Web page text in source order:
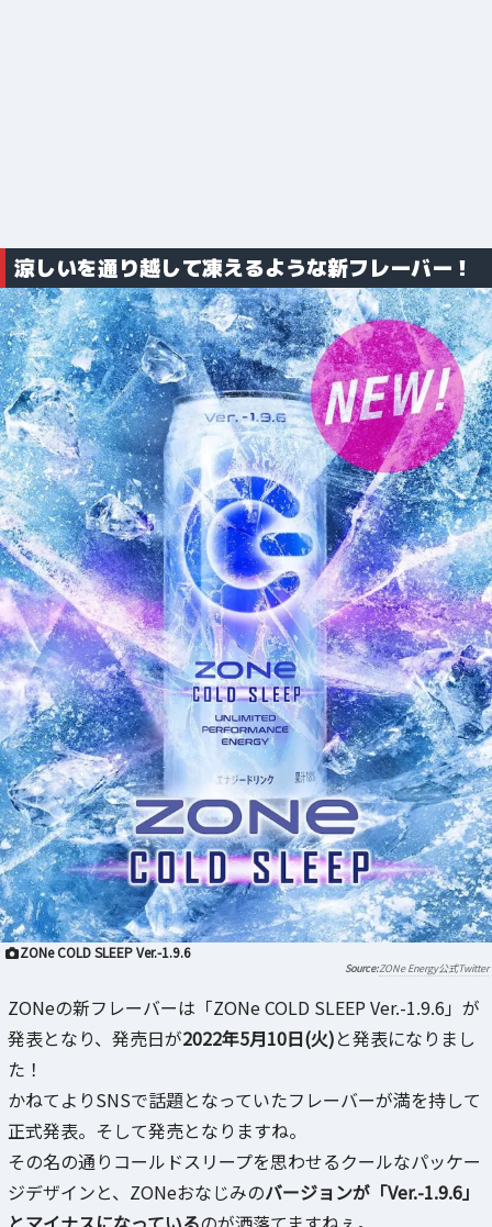
涼しいを通り越して凍えるような新フレーバー！
ZONe COLD SLEEP Ver.-1.9.6
ZONe Energy公式Twitter
ZONeの新フレーバーは「ZONe COLD SLEEP Ver.-1.9.6」が
発表となり、発売日が2022年5月10日(火)と発表になりまし
た！
かねてよりSNSで話題となっていたフレーバーが満を持して
正式発表。そして発売となりますね。
その名の通りコールドスリープを思わせるクールなパッケー
ジデザインと、ZONeおなじみのバージョンが「Ver.-1.9.6」